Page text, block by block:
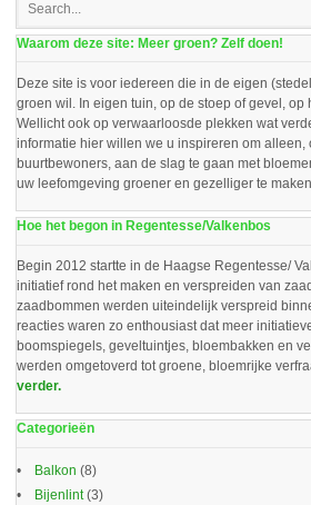
Waarom deze site: Meer groen? Zelf doen!
Deze site is voor iedereen die in de eigen
groen wil. In eigen tuin, op de stoep of gevel, op
Wellicht ook op verwaarloosde plekken wat
informatie hier willen we u inspireren om alleen,
buurtbewoners, aan de slag te gaan met
uw leefomgeving groener en gezelliger te
Hoe het begon in Regentesse/Valkenbos
Begin 2012 startte in de Haagse Regentesse/
initiatief rond het maken en verspreiden van
zaadbommen werden uiteindelijk verspreid
reacties waren zo enthousiast dat meer
boomspiegels, geveltuintjes, bloembakken en
werden omgetoverd tot groene, bloemrijke
verder.
Categorieën
Balkon (8)
Bijenlint(3)